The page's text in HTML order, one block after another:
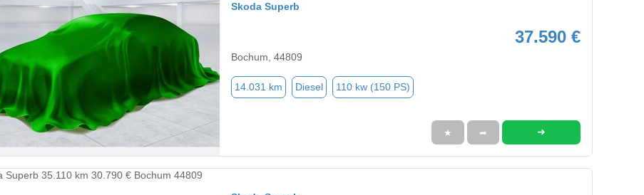
Skoda Superb
37.590 €
Bochum, 44809
14.031 km Diesel 110 kw (150 PS)
★ ➦ ➜